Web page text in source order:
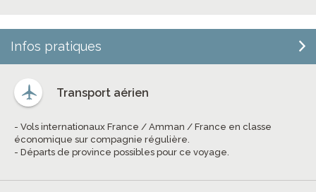
Infos pratiques
Transport aérien
- Vols internationaux France / Amman / France en classe
économique sur compagnie régulière.
- Départs de province possibles pour ce voyage.